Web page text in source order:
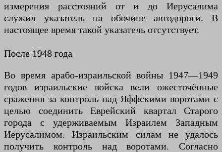
измерения расстояний от и до Иерусалима
служил указатель на обочине автодороги. В
настоящее время такой указатель отсутствует.
После 1948 года
Во время арабо-израильской войны 1947—1949
годов израильские войска вели ожесточённые
сражения за контроль над Яффскими воротами с
целью соединить Еврейский квартал Старого
города с удерживаемым Израилем Западным
Иерусалимом. Израильским силам не удалось
получить контроль над воротами. Согласно